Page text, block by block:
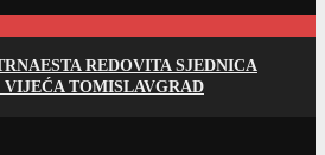
REDOVITA SJEDNICA
VIJEĆA TOMISLAVGRAD